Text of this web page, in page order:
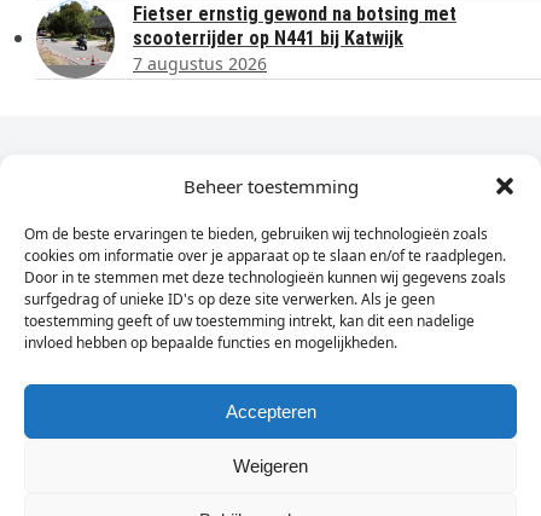
Beheer toestemming
Om de beste ervaringen te bieden, gebruiken wij technologieën zoals
cookies om informatie over je apparaat op te slaan en/of te raadplegen.
Door in te stemmen met deze technologieën kunnen wij gegevens zoals
surfgedrag of unieke ID's op deze site verwerken. Als je geen
toestemming geeft of uw toestemming intrekt, kan dit een nadelige
invloed hebben op bepaalde functies en mogelijkheden.
Accepteren
Weigeren
Fietser ernstig gewond na botsing met
scooterrijder op N441 bij Katwijk
7 augustus 2026
Dagelijks het laatste nieuws in je e-mail?
Vul
hier
je
e-
mailadres
in
Sign Up